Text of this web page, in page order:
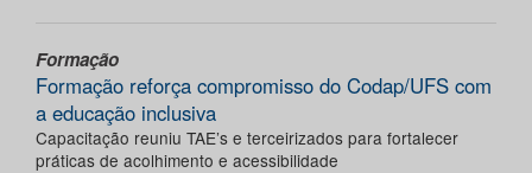
Formação
Formação reforça compromisso do Codap/UFS com
a educação inclusiva
Capacitação reuniu TAE’s e terceirizados para fortalecer
práticas de acolhimento e acessibilidade